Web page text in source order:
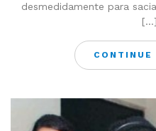
desmedidamente para
[…]
CONTINUE